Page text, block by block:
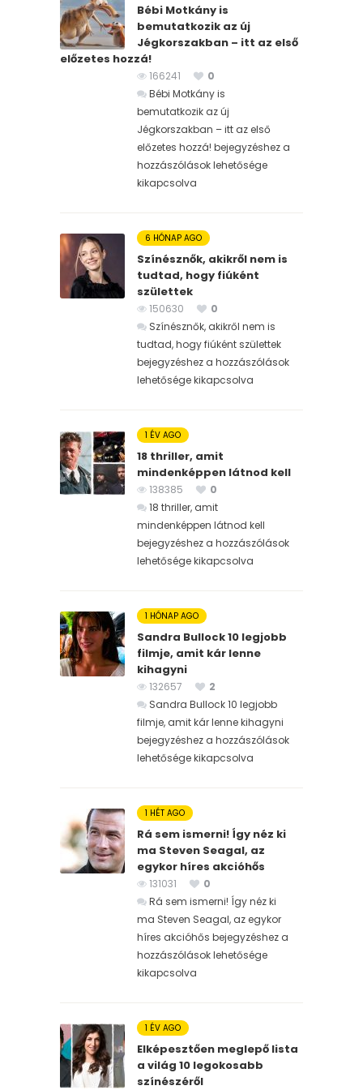
Bébi Motkány is
bemutatkozik az új
Jégkorszakban – itt az első
előzetes hozzá!
166241
0
Bébi Motkány is
bemutatkozik az új
Jégkorszakban – itt az első
előzetes hozzá! bejegyzéshez a
hozzászólások lehetősége
kikapcsolva
6 HÓNAP AGO
Színésznők, akikről nem is
tudtad, hogy fiúként
születtek
150630
0
Színésznők, akikről nem is
tudtad, hogy fiúként születtek
bejegyzéshez a hozzászólások
lehetősége kikapcsolva
1 ÉV AGO
18 thriller, amit
mindenképpen látnod kell
138385
0
18 thriller, amit
mindenképpen látnod kell
bejegyzéshez a hozzászólások
lehetősége kikapcsolva
1 HÓNAP AGO
Sandra Bullock 10 legjobb
filmje, amit kár lenne
kihagyni
132657
2
Sandra Bullock 10 legjobb
filmje, amit kár lenne kihagyni
bejegyzéshez a hozzászólások
lehetősége kikapcsolva
1 HÉT AGO
Rá sem ismerni! Így néz ki
ma Steven Seagal, az
egykor híres akcióhős
131031
0
Rá sem ismerni! Így néz ki
ma Steven Seagal, az egykor
híres akcióhős bejegyzéshez a
hozzászólások lehetősége
kikapcsolva
1 ÉV AGO
Elképesztően meglepő lista
a világ 10 legokosabb
színészéről